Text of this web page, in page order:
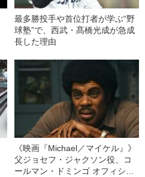
最多勝投手や首位打者が学ぶ“野
球塾”で、西武・髙橋光成が急成
長した理由
《映画『Michael／マイケル』》
父ジョセフ・ジャクソン役、コ
ールマン・ドミンゴ オフィシャ